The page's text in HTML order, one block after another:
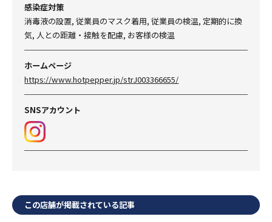
感染症対策
消毒液の設置, 従業員のマスク着用, 従業員の検温, 定期的に換
気, 人との距離・接触を配慮, お客様の検温
ホームページ
https://www.hotpepper.jp/strJ003366655/
SNSアカウント
この店舗が掲載されている記事